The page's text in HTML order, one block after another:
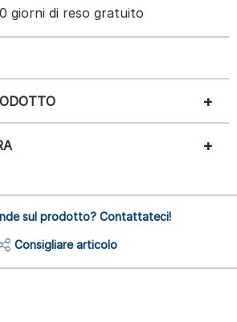
giorni di reso gratuito
sul prodotto? Contattateci!
Consigliare articolo